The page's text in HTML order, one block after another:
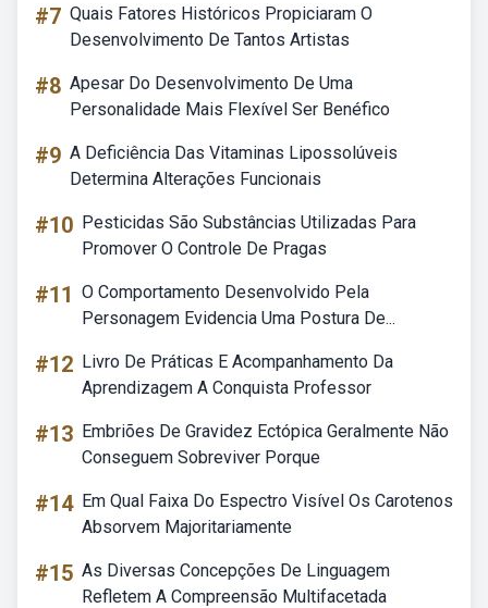
#7 Quais Fatores Históricos Propiciaram O
Desenvolvimento De Tantos Artistas
#8 Apesar Do Desenvolvimento De Uma
Personalidade Mais Flexível Ser Benéfico
#9 A Deficiência Das Vitaminas Lipossolúveis
Determina Alterações Funcionais
#10 Pesticidas São Substâncias Utilizadas Para
Promover O Controle De Pragas
#11 O Comportamento Desenvolvido Pela
Personagem Evidencia Uma Postura De...
#12 Livro De Práticas E Acompanhamento Da
Aprendizagem A Conquista Professor
#13 Embriões De Gravidez Ectópica Geralmente Não
Conseguem Sobreviver Porque
#14 Em Qual Faixa Do Espectro Visível Os Carotenos
Absorvem Majoritariamente
#15 As Diversas Concepções De Linguagem
Refletem A Compreensão Multifacetada